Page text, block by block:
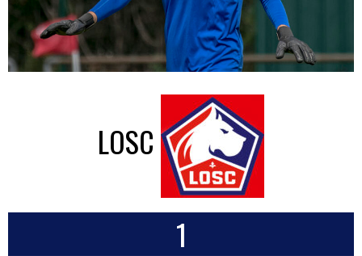
LOSC
1